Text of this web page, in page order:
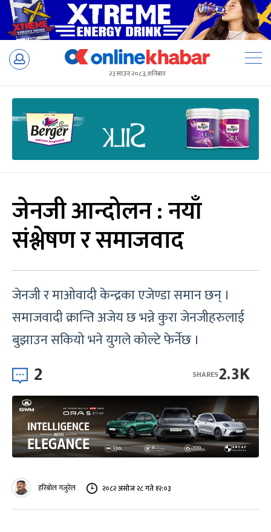
Skip
२३ साउन २०८३, शनिबार
जेनजी आन्दोलन : नयाँ
संश्लेषण र समाजवाद
जेनजी र माओवादी केन्द्रका एजेण्डा समान छन् ।
समाजवादी क्रान्ति अजेय छ भन्ने कुरा जेनजीहरुलाई
बुझाउन सकियो भने युगले कोल्टे फेर्नेछ ।
2 2.3K
SHARES
हरिबोल गजुरेल २०८२ असोज २८ गते १२:०३